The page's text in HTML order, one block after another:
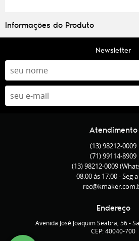
Informações do Produto
Newsletter
Atendimento
(13)98212-0009
(71)99114-8909
(13)98212-0009
08:00 ás 17:00 - Seg
Endereço
Avenida José Joaquim Seabra, 56-
CEP: 40040-700